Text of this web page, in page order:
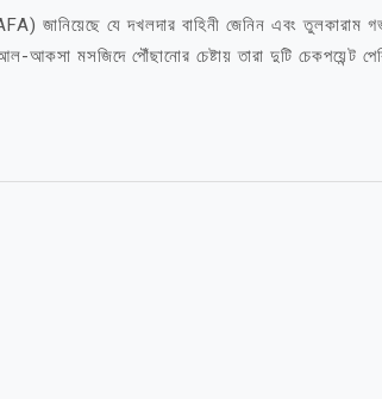
জানিয়েছে যে দখলদার বাহিনী জেনিন এবং তুলকারাম
মসজিদে পৌঁছানোর চেষ্টায় তারা দুটি চেকপয়েন্ট